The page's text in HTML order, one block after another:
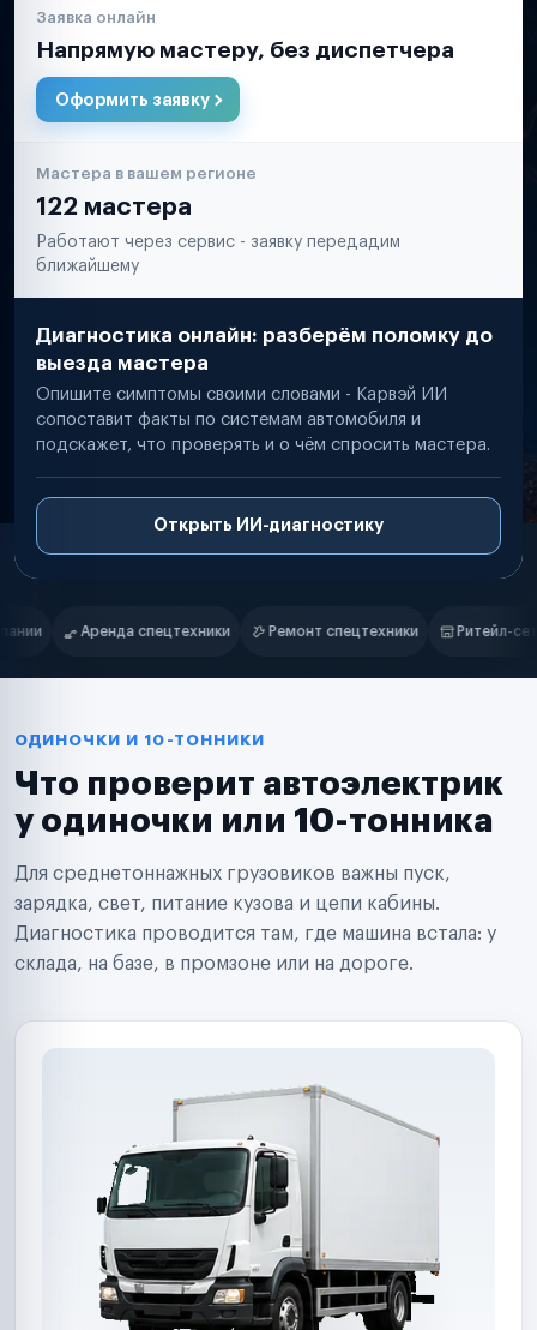
Заявка онлайн
Напрямую мастеру, без диспетчера
Оформить заявку
Мастера в вашем регионе
122 мастера
Работают через сервис - заявку передадим
ближайшему
Диагностика онлайн: разберём поломку до
выезда мастера
Опишите симптомы своими словами - Карвэй ИИ
сопоставит факты по системам автомобиля и
подскажет, что проверять и о чём спросить мастера.
Открыть ИИ-диагностику
Нам доверяют
Ремонт спецтехники Ритейл-сети Управляющие компании
Маркетплейсы
Таксопарки
Автодилеры
Поставщики запчастей
Аренда спецтехники
Ремонт спецтехники
Ритейл-сети
Управляющие компании
Страховые компании
ОДИНОЧКИ И 10-ТОННИКИ
Что проверит автоэлектрик
у одиночки или 10-тонника
Для среднетоннажных грузовиков важны пуск,
зарядка, свет, питание кузова и цепи кабины.
Диагностика проводится там, где машина встала: у
склада, на базе, в промзоне или на дороге.